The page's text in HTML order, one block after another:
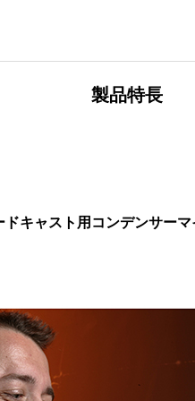
製品特長
ドキャスト用コンデンサーマ